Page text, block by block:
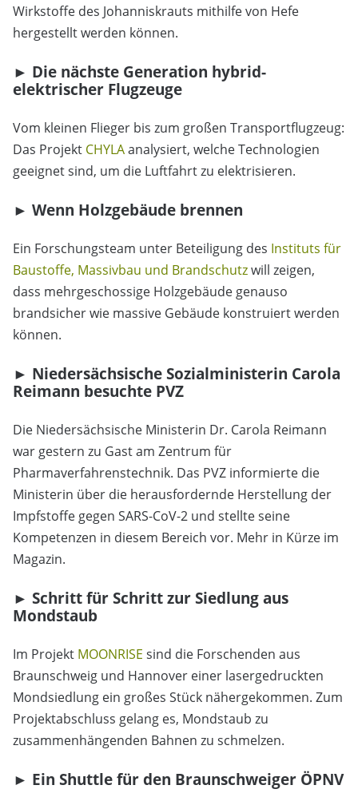
Wirkstoffe des Johanniskrauts mithilfe von Hefe
hergestellt werden können.
► Die nächste Generation hybrid-
elektrischer Flugzeuge
Vom kleinen Flieger bis zum großen Transportflugzeug:
Das Projekt CHYLAanalysiert, welche Technologien
geeignet sind, um die Luftfahrt zu elektrisieren.
► Wenn Holzgebäude brennen
Ein Forschungsteam unter Beteiligung des Instituts für
Baustoffe, Massivbau und Brandschutzwill zeigen,
dass mehrgeschossige Holzgebäude genauso
brandsicher wie massive Gebäude konstruiert werden
können.
► Niedersächsische Sozialministerin Carola
Reimann besuchte PVZ
Die Niedersächsische Ministerin Dr. Carola Reimann
war gestern zu Gast am Zentrum für
Pharmaverfahrenstechnik. Das PVZ informierte die
Ministerin über die herausfordernde Herstellung der
Impfstoffe gegen SARS-CoV-2 und stellte seine
Kompetenzen in diesem Bereich vor. Mehr in Kürze im
Magazin.
► Schritt für Schritt zur Siedlung aus
Mondstaub
Im Projekt MOONRISE sind die Forschenden aus
Braunschweig und Hannover einer lasergedruckten
Mondsiedlung ein großes Stück nähergekommen. Zum
Projektabschluss gelang es, Mondstaub zu
zusammenhängenden Bahnen zu schmelzen.
► Ein Shuttle für den Braunschweiger ÖPNV